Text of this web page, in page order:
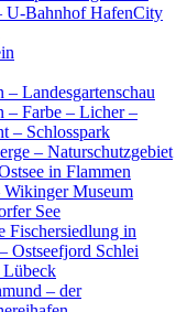
U-Bahnhof HafenCity
– Landesgartenschau
– Farbe – Licher –
– Schlosspark
– Naturschutzgebiet
in Flammen
Wikinger Museum
See
Fischersiedlung in
Ostseefjord Schlei
Lübeck
– der